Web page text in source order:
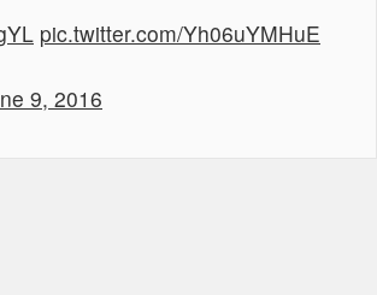
pic.twitter.com/Yh06uYMHuE
9, 2016